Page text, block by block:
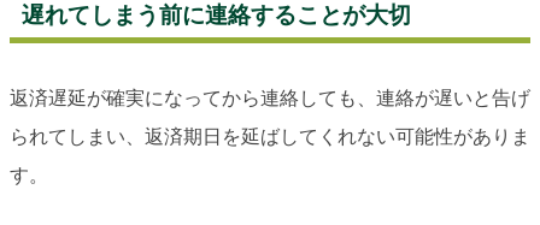
遅れてしまう前に連絡することが大切
返済遅延が確実になってから連絡しても、連絡が遅いと告げ
られてしまい、返済期日を延ばしてくれない可能性がありま
す。